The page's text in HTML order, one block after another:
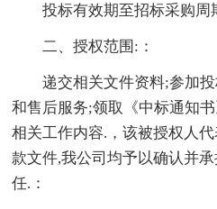
投标有效期至招标采购周
二、授权范围:：
递交相关文件资料;参加
和售后服务;领取《中标通知
相关工作内容.，该被授权人
款文件,我公司均予以确认并
任.：